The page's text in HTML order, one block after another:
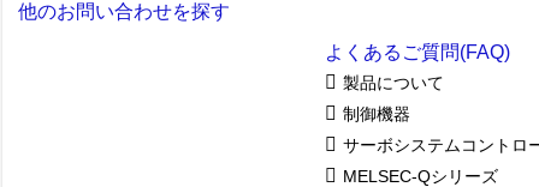
他のお問い合わせを探す
よくあるご質問(FAQ)
製品について
制御機器
サーボシステムコントロ
MELSEC-Qシリーズ